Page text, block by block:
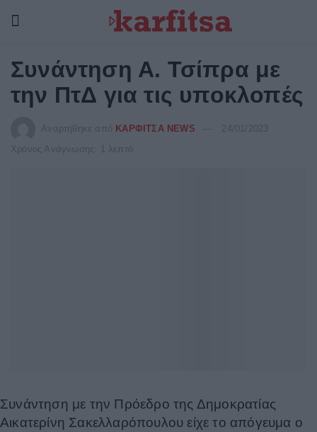
Συνάντηση Α. Τσίπρα με
την ΠτΔ για τις υποκλοπές
Αναρτήθηκε από ΚΑΡΦΙΤΣΑ NEWS
24/01/2023
Χρόνος Ανάγνωσης: 1 λεπτό
Συνάντηση με την Πρόεδρο της Δημοκρατίας
Αικατερίνη Σακελλαρόπουλου είχε το απόγευμα ο